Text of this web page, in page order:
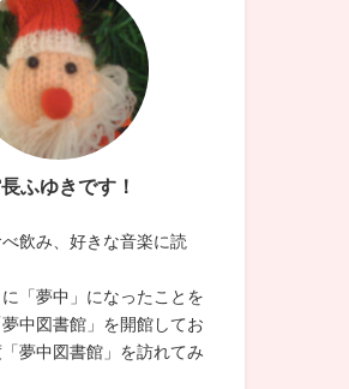
ふゆきです！
飲み、好きな音楽に読
「夢中」になったことを
中図書館」を開館してお
夢中図書館」を訪れてみ